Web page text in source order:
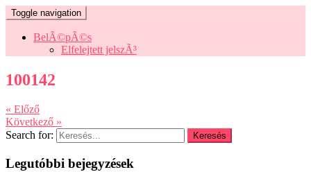
Toggle navigation
BelÃ©pÃ©s
Elfelejtett jelszÃ³
100142
« Előző
Következő »
Search for:
Legutóbbi bejegyzések